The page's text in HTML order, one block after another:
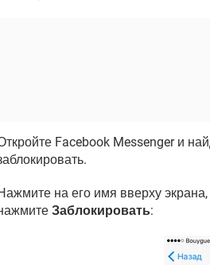
Facebook Messenger и
на его имя вверху
Заблокировать: